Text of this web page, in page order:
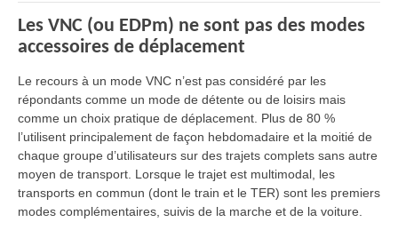
Les VNC (ou EDPm) ne sont pas des modes
accessoires de déplacement
Le recours à un mode VNC n’est pas considéré par les
répondants comme un mode de détente ou de loisirs mais
comme un choix pratique de déplacement. Plus de 80 %
l’utilisent principalement de façon hebdomadaire et la moitié de
chaque groupe d’utilisateurs sur des trajets complets sans autre
moyen de transport. Lorsque le trajet est multimodal, les
transports en commun (dont le train et le TER) sont les premiers
modes complémentaires, suivis de la marche et de la voiture.